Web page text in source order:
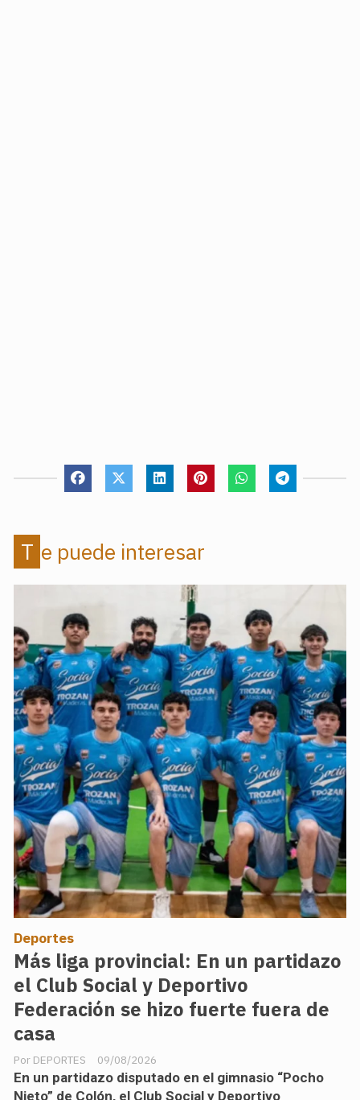
Te puede interesar
Más liga provincial: En un partidazo
el Club Social y Deportivo
Federación se hizo fuerte fuera de
casa
DEPORTES
Deportes
09/08/2026
En un partidazo disputado en el gimnasio “Pocho
Nieto” de Colón, el Club Social y Deportivo